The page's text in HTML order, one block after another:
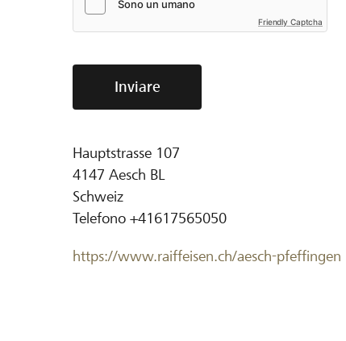
Friendly Captcha
Inviare
Hauptstrasse 107
4147 Aesch BL
Schweiz
Telefono +41617565050
https://www.raiffeisen.ch/aesch-pfeffingen